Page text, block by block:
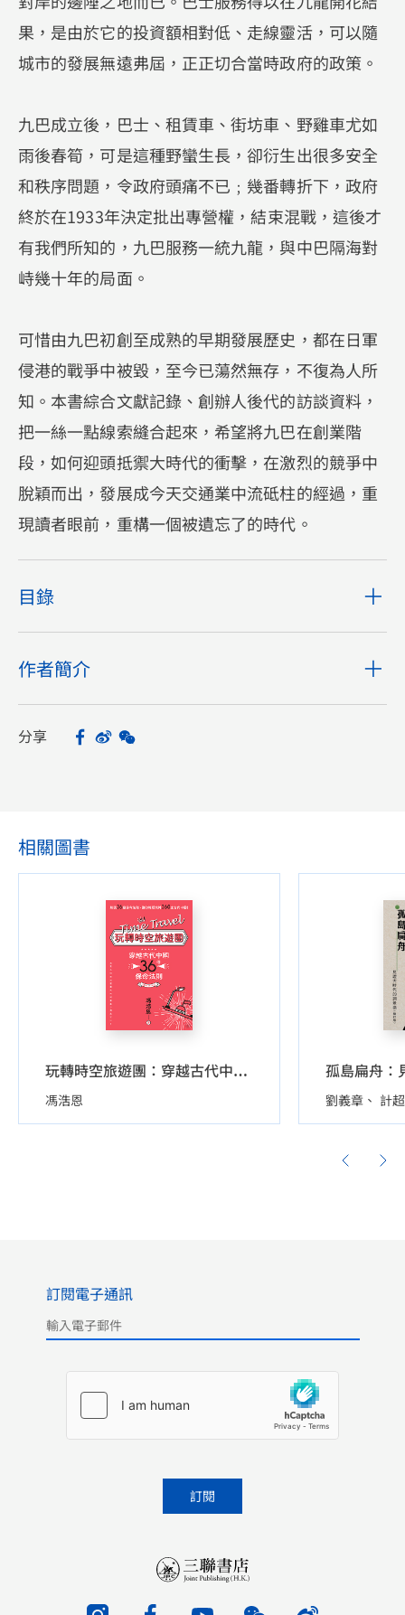
果，是由於它的投資額相對低、走線靈活，可以隨
城市的發展無遠弗屆，正正切合當時政府的政策。
九巴成立後，巴士、租賃車、街坊車、野雞車尤如
雨後春筍，可是這種野蠻生長，卻衍生出很多安全
和秩序問題，令政府頭痛不已﹔幾番轉折下，政府
終於在1933年決定批出專營權，結束混戰，這後才
有我們所知的，九巴服務一統九龍，與中巴隔海對
峙幾十年的局面。
可惜由九巴初創至成熟的早期發展歷史，都在日軍
侵港的戰爭中被毀，至今已蕩然無存，不復為人所
知。本書綜合文獻記錄、創辦人後代的訪談資料，
把一絲一點線索縫合起來，希望將九巴在創業階
段，如何迎頭抵禦大時代的衝擊，在激烈的競爭中
脫穎而出，發展成今天交通業中流砥柱的經過，重
現讀者眼前，重構一個被遺忘了的時代。
目錄
作者簡介
分享 Facebook
Sina Weibo
WeChat
相關圖書
玩轉時空旅遊團：穿越古代中國36個保命法則
馮浩恩 劉義章 計超
訂閱電子通訊